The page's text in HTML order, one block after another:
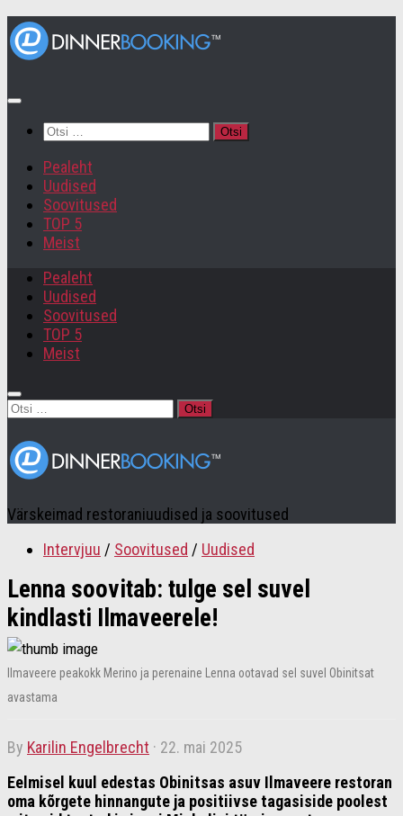
Otsi:
Pealeht
Uudised
Soovitused
TOP 5
Meist
Pealeht
Uudised
Soovitused
TOP 5
Meist
Otsi:
Värskeimad restoraniuudised ja soovitused
Intervjuu / Soovitused / Uudised
Lenna soovitab: tulge sel suvel
kindlasti Ilmaveerele!
Ilmaveere peakokk Merino ja perenaine Lenna ootavad sel suvel Obinitsat
avastama
by Karilin Engelbrecht · 22. mai 2025
Eelmisel kuul edestas Obinitsas asuv Ilmaveere restoran
oma kõrgete hinnangute ja positiivse tagasiside poolest